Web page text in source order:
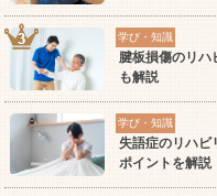
学び・知識
腱板損傷のリハ
も解説
学び・知識
失語症のリハビ
ポイントを解説